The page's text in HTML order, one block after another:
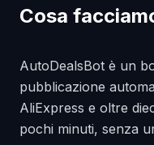
Cosa
AutoDealsBot è un
pubblicazione
AliExpress e oltre
pochi minuti, senza